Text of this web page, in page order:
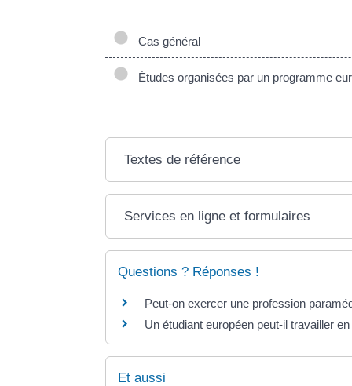
Cas général
Études organisées par un programme
Textes de référence
Services en ligne et formulaires
Questions ? Réponses !
Peut-on exercer une profession
Un étudiant européen peut-il travailler
Et aussi